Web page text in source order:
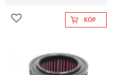
Lägg till i favoriterKÖP